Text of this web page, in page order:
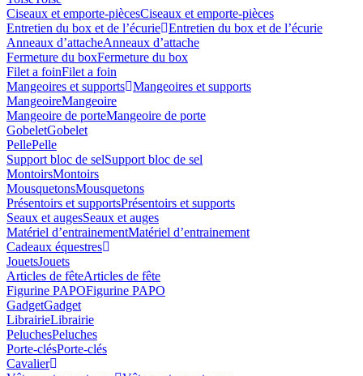
Ciseaux et emporte-piècesCiseaux et emporte-pièces
Entretien du box et de l’écurie Entretien du box et de l’écurie
Anneaux d’attacheAnneaux d’attache
Fermeture du boxFermeture du box
Filet a foinFilet a foin
Mangeoires et supports Mangeoires et supports
MangeoireMangeoire
Mangeoire de porteMangeoire de porte
GobeletGobelet
PellePelle
Support bloc de selSupport bloc de sel
MontoirsMontoirs
MousquetonsMousquetons
Présentoirs et supportsPrésentoirs et supports
Seaux et augesSeaux et auges
Matériel d’entrainementMatériel d’entrainement
Cadeaux équestres
JouetsJouets
Articles de fêteArticles de fête
Figurine PAPOFigurine PAPO
GadgetGadget
LibrairieLibrairie
PeluchesPeluches
Porte-clésPorte-clés
Cavalier